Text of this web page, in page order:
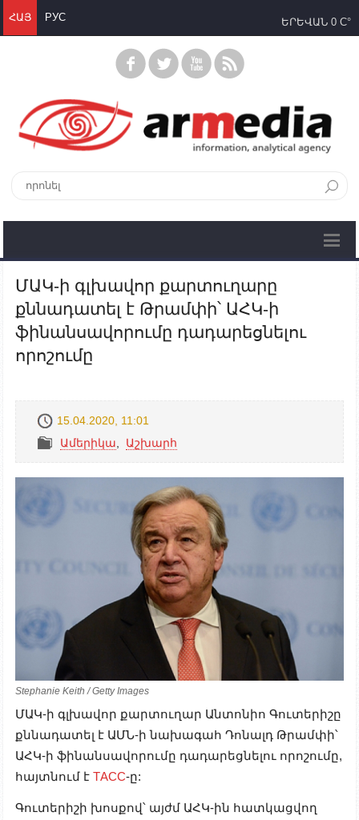
ՀԱՅ РУС ԵՐԵՎԱՆ 0 C°
ՄԱԿ-ի գլխավոր քարտուղարը
քննադատել է Թրամփի՝ ԱՀԿ-ի
ֆինանսավորումը դադարեցնելու
որոշումը
15.04.2020, 11:01
Ամերիկա
Աշխարհ
Stephanie Keith / Getty Images
ՄԱԿ-ի գլխավոր քարտուղար Անտոնիո Գուտերիշը
քննադատել է ԱՄՆ-ի նախագահ Դոնալդ Թրամփի՝
ԱՀԿ-ի ֆինանսավորումը դադարեցնելու որոշումը,
հայտնում է ТАСС-ը:
Գուտերիշի խոսքով՝ այժմ ԱՀԿ-ին հատկացվող